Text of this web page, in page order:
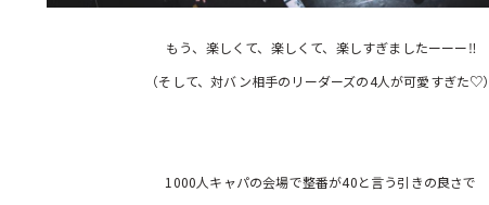
もう、楽しくて、楽しくて、楽しすぎましたーーー‼
（そして、対バン相手のリーダーズの4人が可愛すぎた♡）
1000人キャパの会場で整番が40と言う引きの良さで